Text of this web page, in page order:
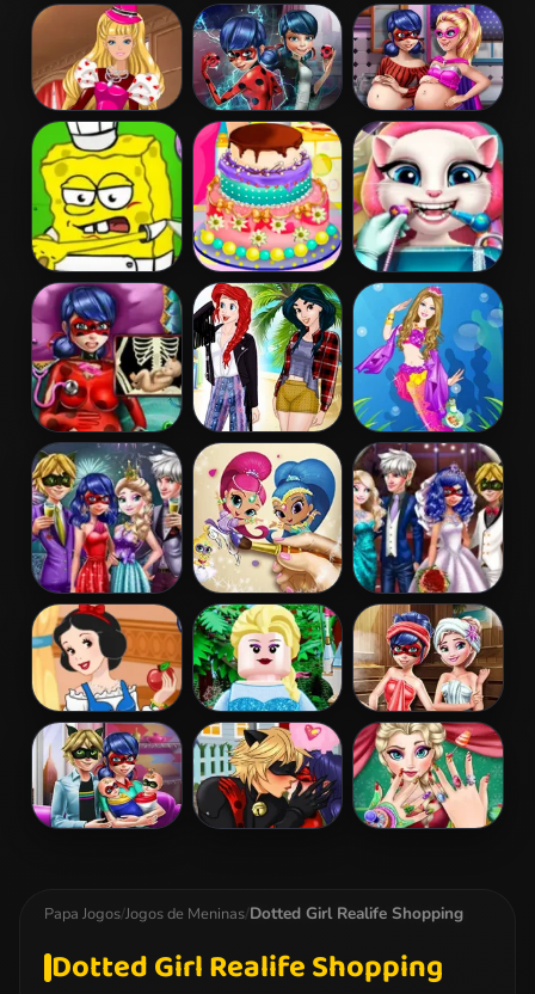
Barbie Beauty
Bath
Barbie Nails
Spa
Elsa Frozen
Brain Surgery
Barbie's
Valentine's
Patchwork
Dress
Ladybug Secret
Mission
Hero Dolls
Pregnant BFFs
Spongebob
Restaurant
Barbies
Birthday Cake
Angela Real
Dentist
Pregnant
Dotted Girl
Emergency
Princess
Coachella Style
Dress 1
Barbie
Mermaid
Princess
Couples New
Year Party
Shimmer and
Shine Coloring
Book
Ladybug
Wedding Royal
Guests
Snow White
Patchwork
Dress
Lego Princesses Ladybug Sauna
Realife
Papa Jogos/Jogos de Meninas/Dotted Girl Realife Shopping
Dotted Girl Realife Shopping